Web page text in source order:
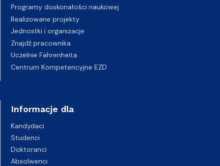
Programy doskonałości naukowej
Realizowane projekty
Jednostki i organizacje
Znajdź pracownika
Uczelnie Fahrenheita
Centrum Kompetencyjne EZD
Informacje dla
Kandydaci
Studenci
Doktoranci
Absolwenci